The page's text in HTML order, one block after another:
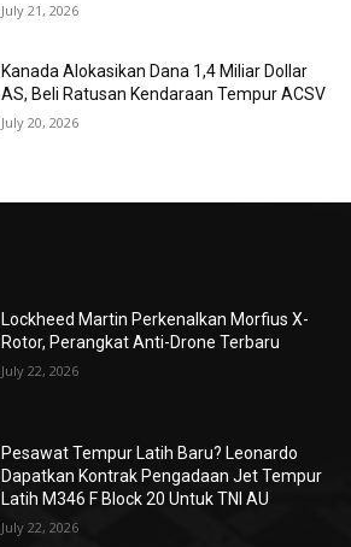
July 21, 2026
Kanada Alokasikan Dana 1,4 Miliar Dollar
AS, Beli Ratusan Kendaraan Tempur ACSV
July 20, 2026
Lockheed Martin Perkenalkan Morfius X-
Rotor, Perangkat Anti-Drone Terbaru
July 22, 2026
Pesawat Tempur Latih Baru? Leonardo
Dapatkan Kontrak Pengadaan Jet Tempur
Latih M346 F Block 20 Untuk TNI AU
July 22, 2026